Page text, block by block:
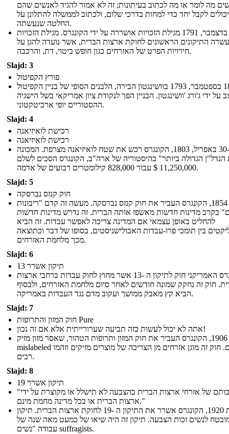
מה לומר או מה לכתוב בעיתונות; זה לא אמור להגיד לאנשים שהם
יכולים לקבל יחד כדי למחות בדרכי שלום, ולכתוב לממשלה להתלונן על
החלטה שנעשתה.
ב -15 בדצמבר, 1791 מגילת הזכויות אושררה על ידי הקונגרס. מגילת הזכויות
התיקונים הראשונים לחוקת ארצות הברית, אשר נועדה להגן על
חירויות הפרט של האזרחים כגון חופש ביטוי, דת, והרכבה.
Slajd: 3
פורץ הקפיטול
ב -18 בספטמבר, 1793 בוושינגטון הבירה, הלבנים הסופי של בניין הקפיטול
על ידי ג'ורג 'וושינגטון. הבניין הפך לנקודת ציון אמריקאי בשל הישגיה
ההסטוריים יופי ארכיטקטוני.
Slajd: 4
רכישת לואיזיאנה
רכישת לואיזיאנה
ב -30 באפריל, 1803, הקונגרס רכש את שטח לואיזיאנה מצרפת. המכונה
הגדולה ביותר" בהיסטוריה של ארה"ב, הקונגרס הסכים לשלם
11,250,000 $ עבור 828,000 קילומטרים רבועים של אדמה.
Slajd: 5
חוק קנזס נברסקה
בשנת 1854, הקונגרס העביר את חוק קנזס נברסקה. מעשה זה קדם "ריבונות
בקרב מדינות חדשות מאשפז אותה הברית. זה נדרש מדינות חדשות
להחליט באופן עצמאי אם המדינה צריכה לאפשר עבדות. זה הביא
בין תומכי פרו-עבדות האבולישניסטים, בסופו של דבר וכתוצאה
מכך מלחמת האזרחים.
Slajd: 6
13 תיקון אשרר
הקונגרס האמריקני חוק לתיקון ה -13 אשר מחוץ לחוק עבדות ברחבי ארצות
חוק זה נחקק שמונה חודשים לאחר סיום מלחמת האזרחים, ולבסוף
הביא קץ מאבק ממושך ועקוב מדם נגד העבדות באמריקה.
Slajd: 7
חוק המזון והתרופות Pure
אתה לא יכול לעשות כזה תביעה שערורייתית אלא אם זה נכון!
בשנת 1906, הקונגרס העביר את חוק המזון ותרופות הטהור, שאסר מזון מזיק
mislabeled וסמים. חוק זה מוגן אזרחים מן הצריכה של מוצרים מזיקים וזהמו
רבים.
Slajd: 8
19 תיקון אשרר
"זכותם של אזרחי ארצות הברית בהצבעה לא תישלל או מקוצרת על ידי
ארצות הברית או בכל מדינה מחמת מינם."
בשנת 1920, הקונגרס אשרר את התיקון ה -19 לחוקת ארצות הברית. תיקון
לנשים זכות הצבעה. תיקון זה היה שיאו של כמעט מאה שנה של
עבודה "נשים suffragists.